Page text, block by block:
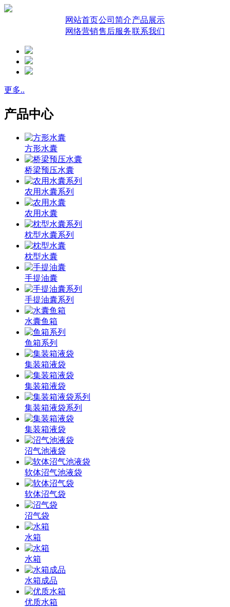
网站首页公司简介产品展示
网络营销售后服务联系我们
更多..
产品中心
方形水囊
桥梁预压水囊
农用水囊系列
农用水囊
枕型水囊系列
枕型水囊
手提油囊
手提油囊系列
水囊鱼箱
鱼箱系列
集装箱液袋
集装箱液袋
集装箱液袋系列
集装箱液袋
沼气池液袋
软体沼气池液袋
软体沼气袋
沼气袋
水箱
水箱
水箱成品
优质水箱